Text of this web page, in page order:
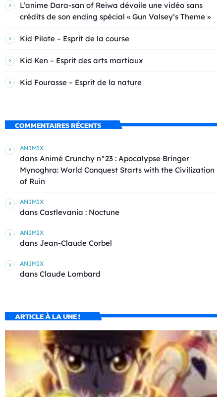
L’anime Dara-san of Reiwa dévoile une vidéo sans
crédits de son ending spécial « Gun Valsey’s Theme »
Kid Pilote – Esprit de la course
Kid Ken – Esprit des arts martiaux
Kid Fourasse – Esprit de la nature
COMMENTAIRES RÉCENTS
ANIMIX
dans Animé Crunchy n°23 : Apocalypse Bringer
Mynoghra: World Conquest Starts with the Civilization
of Ruin
ANIMIX
dans Castlevania : Noctune
ANIMIX
dans Jean-Claude Corbel
ANIMIX
dans Claude Lombard
ARTICLE À LA UNE !